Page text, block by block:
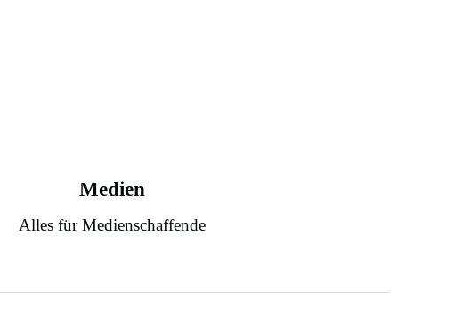
Medien
Alles für Medienschaffende